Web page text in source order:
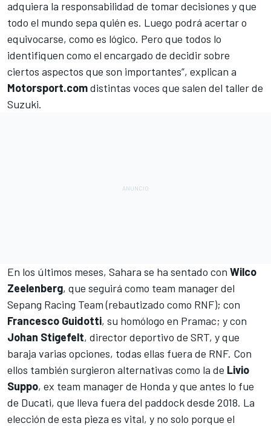
adquiera la responsabilidad de tomar decisiones y que
todo el mundo sepa quién es. Luego podrá acertar o
equivocarse, como es lógico. Pero que todos lo
identifiquen como el encargado de decidir sobre
ciertos aspectos que son importantes”, explican a
Motorsport.comdistintas voces que salen del taller de
Suzuki.
En los últimos meses, Sahara se ha sentado con Wilco
Zeelenberg, que seguirá como team manager del
Sepang Racing Team (rebautizado como RNF); con
Francesco Guidotti, su homólogo en Pramac; y con
Johan Stigefelt, director deportivo de SRT, y que
baraja varias opciones, todas ellas fuera de RNF. Con
ellos también surgieron alternativas como la de Livio
Suppo, ex team manager de Honda y que antes lo fue
de Ducati, que lleva fuera del paddock desde 2018. La
elección de esta pieza es vital, y no solo porque el